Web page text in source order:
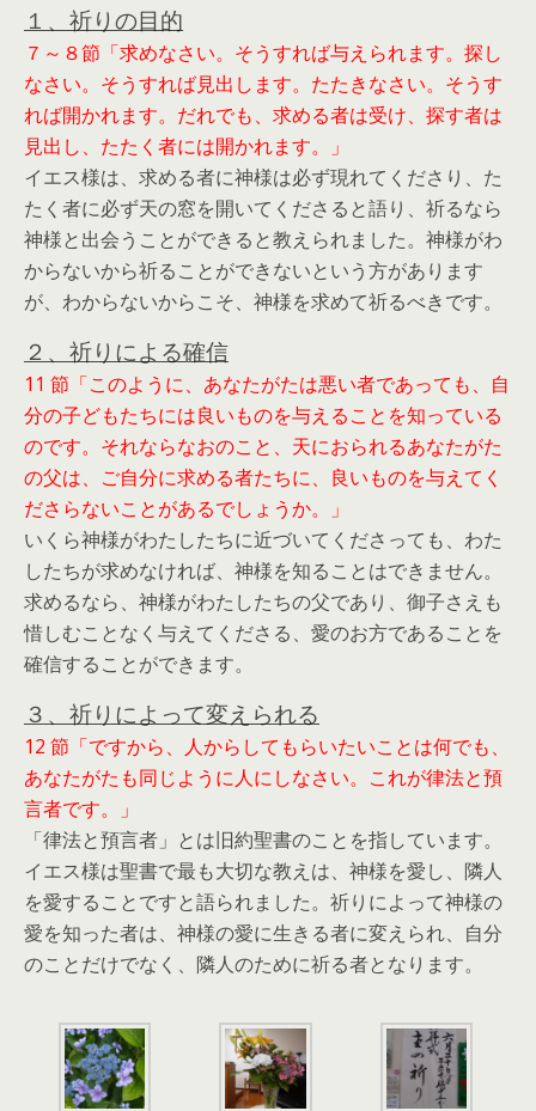
１、祈りの目的
７～８節「求めなさい。そうすれば与えられます。探し
なさい。そうすれば見出します。たたきなさい。そうす
れば開かれます。だれでも、求める者は受け、探す者は
見出し、たたく者には開かれます。」
イエス様は、求める者に神様は必ず現れてくださり、た
たく者に必ず天の窓を開いてくださると語り、祈るなら
神様と出会うことができると教えられました。神様がわ
からないから祈ることができないという方があります
が、わからないからこそ、神様を求めて祈るべきです。
２、祈りによる確信
11 節「このように、あなたがたは悪い者であっても、自
分の子どもたちには良いものを与えることを知っている
のです。それならなおのこと、天におられるあなたがた
の父は、ご自分に求める者たちに、良いものを与えてく
ださらないことがあるでしょうか。」
いくら神様がわたしたちに近づいてくださっても、わた
したちが求めなければ、神様を知ることはできません。
求めるなら、神様がわたしたちの父であり、御子さえも
惜しむことなく与えてくださる、愛のお方であることを
確信することができます。
３、祈りによって変えられる
12 節「ですから、人からしてもらいたいことは何でも、
あなたがたも同じように人にしなさい。これが律法と預
言者です。」
「律法と預言者」とは旧約聖書のことを指しています。
イエス様は聖書で最も大切な教えは、神様を愛し、隣人
を愛することですと語られました。祈りによって神様の
愛を知った者は、神様の愛に生きる者に変えられ、自分
のことだけでなく、隣人のために祈る者となります。